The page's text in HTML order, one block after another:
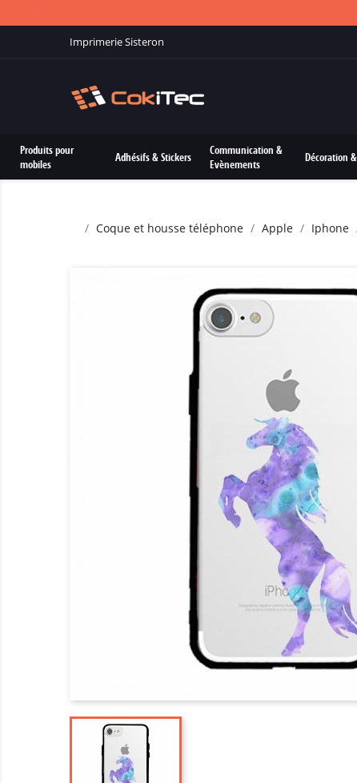
Imprimerie Sisteron
Produits pour
mobiles
Adhésifs & Stickers
Communication &
Evènements
Décoration
Coque et housse téléphone Apple Iphone